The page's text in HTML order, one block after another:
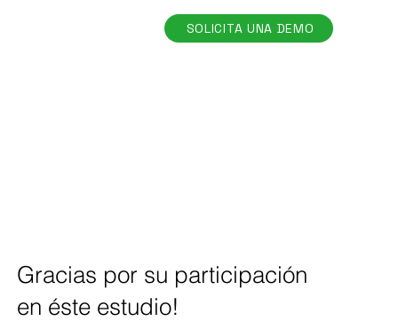
SOLICITA UNA DEMO
Gracias por su participación
en éste estudio!